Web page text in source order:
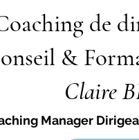
de
&
Claire
Manager